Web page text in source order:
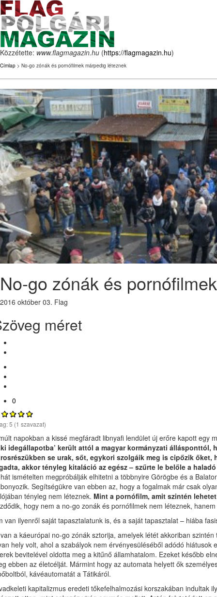
Közzétette: www.flagmagazin.hu (https://flagmagazin.hu)
Címlap > No-go zónák és pornófilmek márpedig léteznek
No-go zónák és
2016 október 03. Flag
méret
0
5 (1 szavazat)
napokban a kissé megfáradt libnyafi lendület új erőre kapott egy
idegállapotba’ került attól a magyar kormányzati
se urak, sőt, egykori szolgáik meg is cipőzik
akkor tényleg kitaláció az egész – szűrte le belőle a
ismételten megpróbálják elhitetni a többnyire Görögbe és a
Segítségükre van ebben az, hogy a fogalmak már csak
tényleg nem léteznek. Mint a pornófilm, amit szintén
hogy nem a no-go zonák és pornófilmek nem léteznek,
van ilyenről saját tapasztalatunk is, és a saját tapasztalat – hiába
a káeurópai no-go zónák sztorija, amelyek létét akkoriban
hely volt, ahol a szabályok nem érvényesüléséből adódó
bevitelével oldotta meg a kitűnő államhatalom. Ezeket később
ebben az életcélját. Mármint hogy az automata helyett ők
kávéautomatát a Tátikáról.
kapitalizmus eredeti tőkefelhalmozási korszakában indultak